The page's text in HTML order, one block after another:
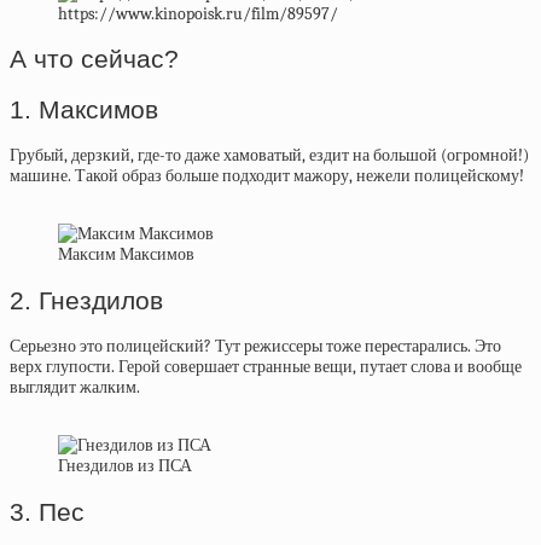
https://www.kinopoisk.ru/film/89597/
А что сейчас?
1. Максимов
Грубый, дерзкий, где-то даже хамоватый, ездит на большой (огромной!)
машине. Такой образ больше подходит мажору, нежели полицейскому!
Максим Максимов
2. Гнездилов
Серьезно это полицейский? Тут режиссеры тоже перестарались. Это
верх глупости. Герой совершает странные вещи, путает слова и вообще
выглядит жалким.
Гнездилов из ПСА
3. Пес